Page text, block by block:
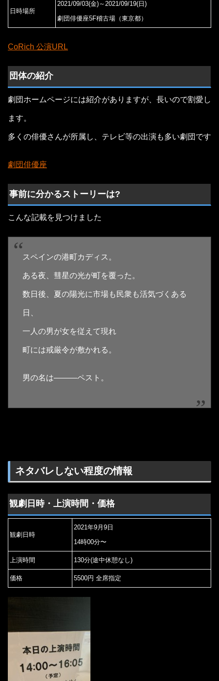
日時場所
2021/09/03(金)～2021/09/19(日)
劇団俳優座5F稽古場（東京都）
CoRich 公演URL
団体の紹介
劇団ホームページには紹介がありますが、長いので割愛し
ます。
多くの俳優さんが所属し、テレビ等の出演も多い劇団です
劇団俳優座
事前に分かるストーリーは?
こんな記載を見つけました
スペインの港町カディス。
ある夜、彗星の光が町を覆った。
数日後、夏の陽光に市場も民衆も活気づくある
日、
一人の男が女を従えて現れ
町には戒厳令が敷かれる。
男の名は―――ペスト。
ネタバレしない程度の情報
観劇日時・上演時間・価格
観劇日時
2021年9月9日
14時00分〜
上演時間 130分(途中休憩なし)
価格 5500円 全席指定